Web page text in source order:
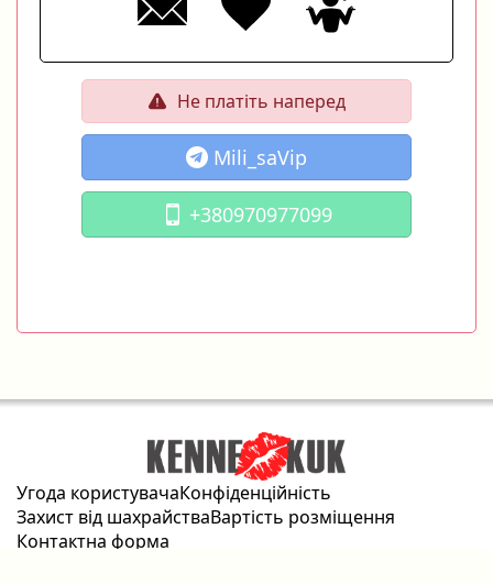
Не платіть наперед
Mili_saVip
+380970977099
Угода користувачаКонфіденційність
Захист від шахрайстваВартість розміщення
Контактна форма